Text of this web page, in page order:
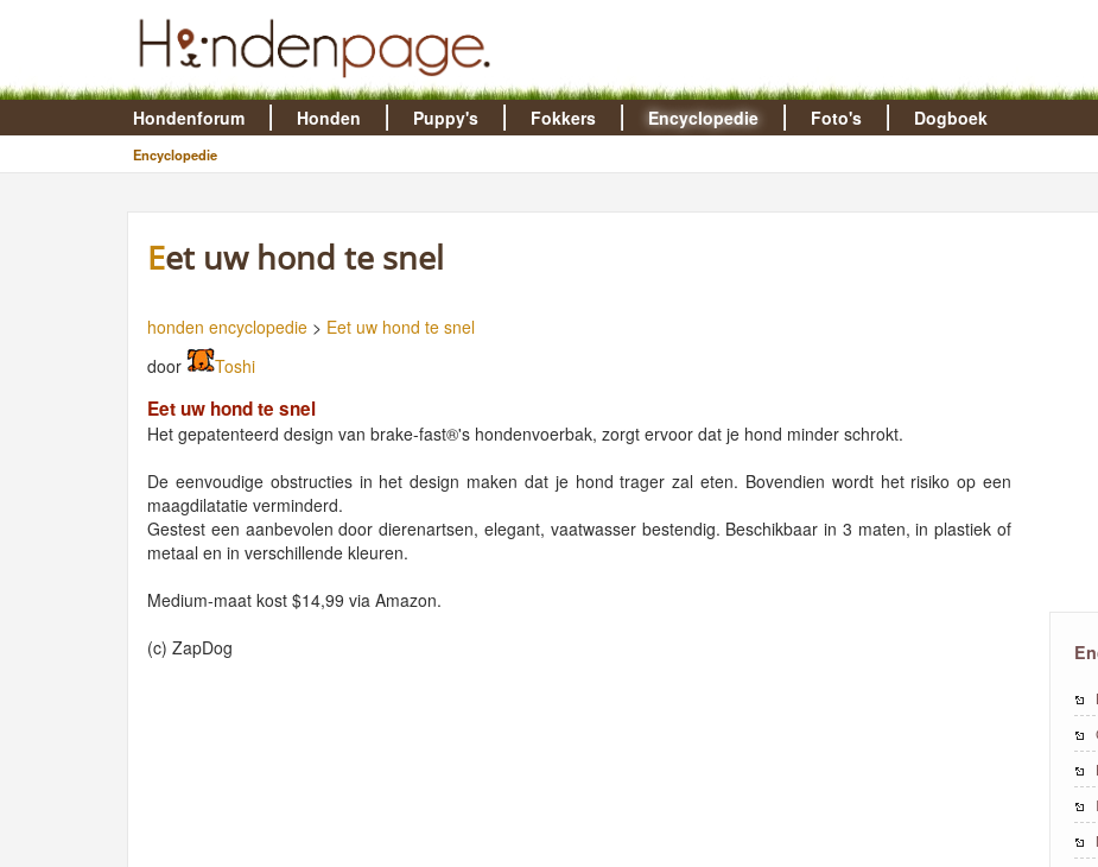
Hondenforum Honden Puppy's Fokkers Encyclopedie
Encyclopedie
Foto's Dogboek
Eet uw hond te snel
honden encyclopedie > Eet uw hond te snel
door
Toshi
Eet uw hond te snel
Het gepatenteerd design van brake-fast®'s hondenvoerbak, zorgt ervoor dat je hond minder schrokt.
De eenvoudige obstructies in het design maken dat je hond trager zal eten. Bovendien wordt het risiko op een
maagdilatatie verminderd.
Gestest een aanbevolen door dierenartsen, elegant, vaatwasser bestendig. Beschikbaar in 3 maten, in plastiek of
metaal en in verschillende kleuren.
Medium-maat kost $14,99 via Amazon.
(c) ZapDog